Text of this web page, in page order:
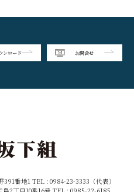
ンロード お問合せ
391番地1 TEL : 0984-23-3333（代表）